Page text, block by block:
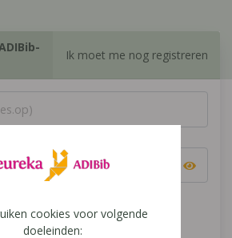
Ik moet me nog registreren
Inloggen
cookies voor volgende
doeleinden: